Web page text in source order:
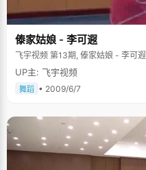
傣家姑娘 - 李可遐
飞宇视频 第13期, 傣家姑娘 - 李可遐
UP主: 飞宇视频
舞蹈 • 2009/6/7